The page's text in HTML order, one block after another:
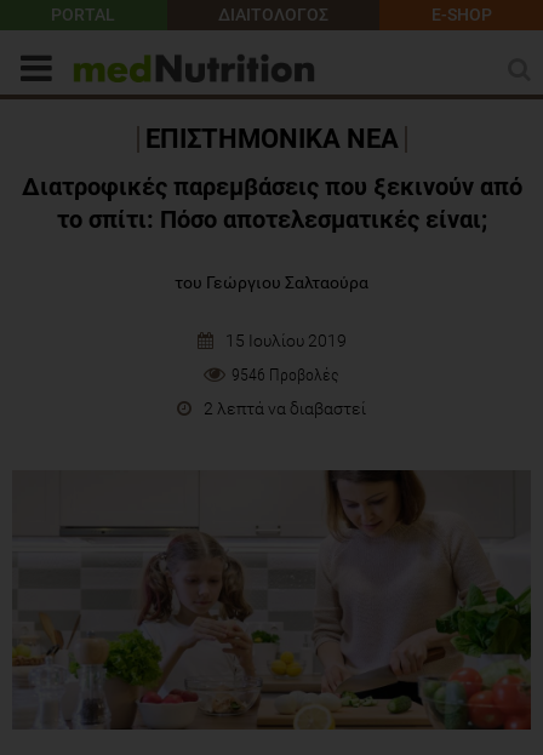
PORTAL ΔΙΑΙΤΟΛΟΓΟΣ E-SHOP
ΕΠΙΣΤΗΜΟΝΙΚΑ ΝΕΑ
Διατροφικές παρεμβάσεις που ξεκινούν από
το σπίτι: Πόσο αποτελεσματικές είναι;
του Γεώργιου Σαλταούρα
15 Ιουλίου 2019
9546 Προβολές
2 λεπτά να διαβαστεί